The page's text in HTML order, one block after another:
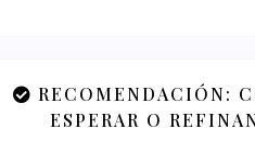
RECOMENDACIÓN:
ESPERAR O